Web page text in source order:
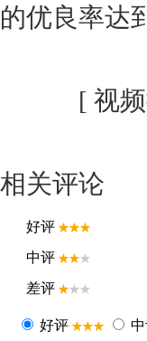
的优良率达
[ 视
相关评论